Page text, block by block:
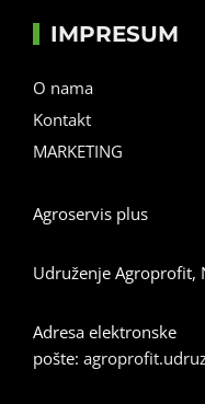
IMPRESUM
O nama
Kontakt
MARKETING
Agroservis plus
Udruženje Agroprofit,
Adresa elektronske
pošte: